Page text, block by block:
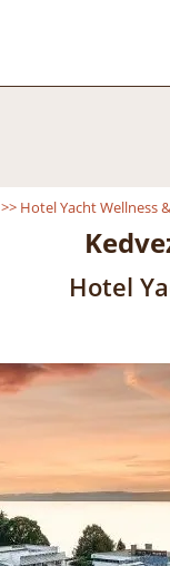
>> Hotel Yacht Wellness
Hotel